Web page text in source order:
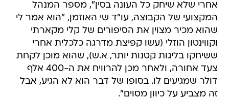
אחרי שלא שיחק כל העונה בסין", מספר המנהל
המקצועי של הקבוצה, עו"ד שי האוזמן, "הוא אמר לי
שהוא מכיר מצוין את הסיפורים של קלי מקארתי
וקווינטון הוזלי (עשו קפיצת מדרגה כלכלית אחרי
ששיחקו בליגות קטנות יותר, א.ש), שהוא מוכן לקחת
צעד אחורה, ולאחר מכן להרוויח את ה-400 אלף
דולר שמגיעים לו. בסופו של דבר הוא לא הגיע, אבל
זה מצביע על כיוון מסוים".